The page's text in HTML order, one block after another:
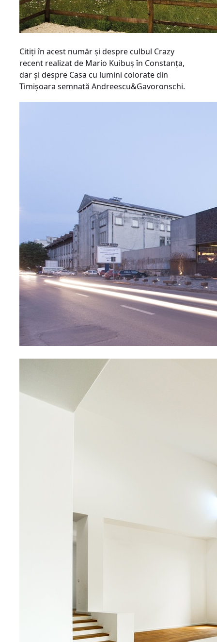
Citiţi în acest număr şi despre culbul Crazy
recent realizat de Mario Kuibuş în Constanţa,
dar şi despre Casa cu lumini colorate din
Timişoara semnată Andreescu&Gavoronschi.